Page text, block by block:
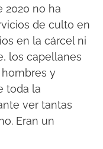
2020 no ha
de culto en
en la cárcel ni
los capellanes
y
toda la
ver tantas
Eran un